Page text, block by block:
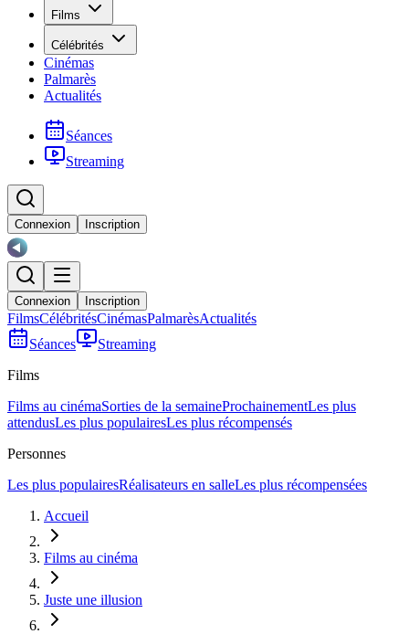
Films
Célébrités
Cinémas
Palmarès
Actualités
Séances
Streaming
Connexion Inscription
Connexion Inscription
FilmsCélébritésCinémasPalmarèsActualités
Séances
Streaming
Films
Films au cinémaSorties de la semaineProchainementLes plus
attendusLes plus populairesLes plus récompensés
Personnes
Les plus populairesRéalisateurs en salleLes plus récompensées
Accueil
Films au cinéma
Juste une illusion